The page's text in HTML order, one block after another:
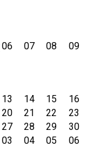
06 07 08 09
13 14 15
16
20 21 22
23
27 28 29
30
03 04 05
06